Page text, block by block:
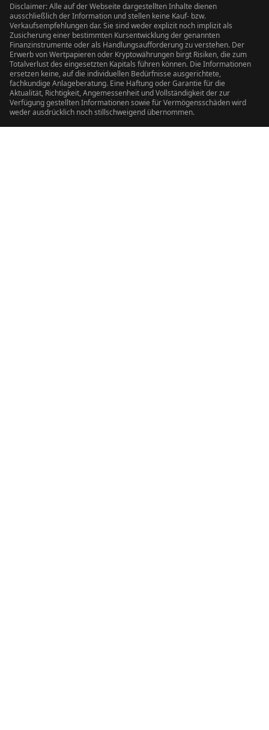
Disclaimer: Alle auf der Webseite dargestellten Inhalte dienen
ausschließlich der Information und stellen keine Kauf- bzw.
Verkaufsempfehlungen dar. Sie sind weder explizit noch implizit als
Zusicherung einer bestimmten Kursentwicklung der genannten
Finanzinstrumente oder als Handlungsaufforderung zu verstehen. Der
Erwerb von Wertpapieren oder Kryptowährungen birgt Risiken, die zum
Totalverlust des eingesetzten Kapitals führen können. Die Informationen
ersetzen keine, auf die individuellen Bedürfnisse ausgerichtete,
fachkundige Anlageberatung. Eine Haftung oder Garantie für die
Aktualität, Richtigkeit, Angemessenheit und Vollständigkeit der zur
Verfügung gestellten Informationen sowie für Vermögensschäden wird
weder ausdrücklich noch stillschweigend übernommen.